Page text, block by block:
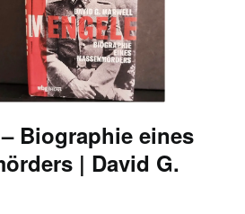
Biographie eines
| David G.